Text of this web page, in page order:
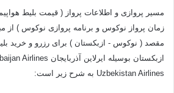
مسیر پروازی و اطلاعات پرواز ( قیمت بلیط
زمان پرواز نوکوس و برنامه پروازی نوکوس ) از
مقصد ( نوکوس - ازبکستان ) برای رزرو و خرید
Uzbekistan Airlines به شرح زیر است: